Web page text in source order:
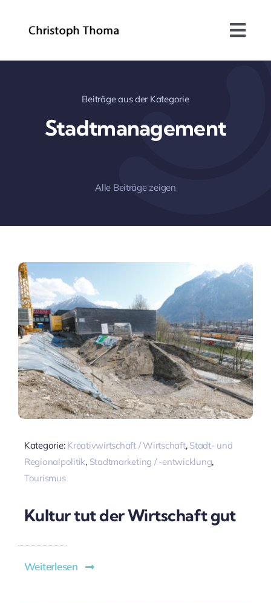
Über mich
Arbeitsschwerpunkte
Beiträge aus der Kategorie
Stadtmanagement
Alle Beiträge zeigen
Kategorie: Kreativwirtschaft / Wirtschaft, Stadt- und
Regionalpolitik, Stadtmarketing / -entwicklung,
Tourismus
Kultur tut der Wirtschaft gut
Weiterlesen